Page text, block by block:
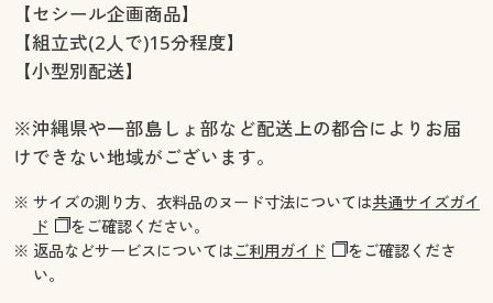
【セシール企画商品】
【組立式(2人で)15分程度】
【小型別配送】
※沖縄県や一部島しょ部など配送上の都合によりお届
けできない地域がございます。
※ サイズの測り方、衣料品のヌード寸法については共通サイズガイ
ド
をご確認ください。
※ 返品などサービスについてはご利用ガイド
をご確認くださ
い。